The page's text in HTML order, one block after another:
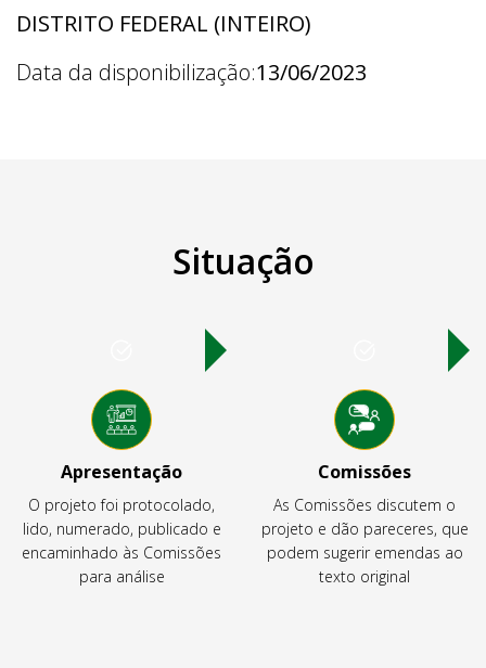
DISTRITO FEDERAL (INTEIRO)
Data da disponibilização:13/06/2023
Situação
Apresentação
O projeto foi protocolado,
lido, numerado, publicado e
encaminhado às Comissões
para análise
Comissões
As Comissões discutem o
projeto e dão pareceres, que
podem sugerir emendas ao
texto original